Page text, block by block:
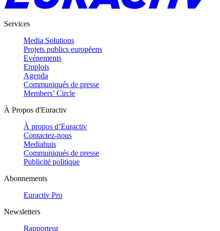
Services
Media Solutions
Projets publics européens
Evénements
Emplois
Agenda
Communiqués de presse
Members’ Circle
À Propos d'Euractiv
À propos d’Euractiv
Contactez-nous
Mediahuis
Communiqués de presse
Publicité politique
Abonnements
Euractiv Pro
Newsletters
Rapporteur